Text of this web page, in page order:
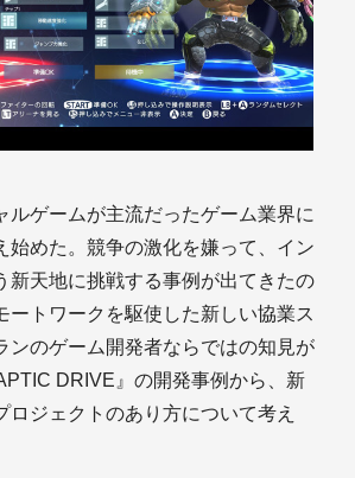
ルゲームが主流だったゲーム業界に
始めた。競争の激化を嫌って、イン
新天地に挑戦する事例が出てきたの
ートワークを駆使した新しい協業ス
ンのゲーム開発者ならではの知見が
DRIVE』の開発事例から、新
ロジェクトのあり方について考え